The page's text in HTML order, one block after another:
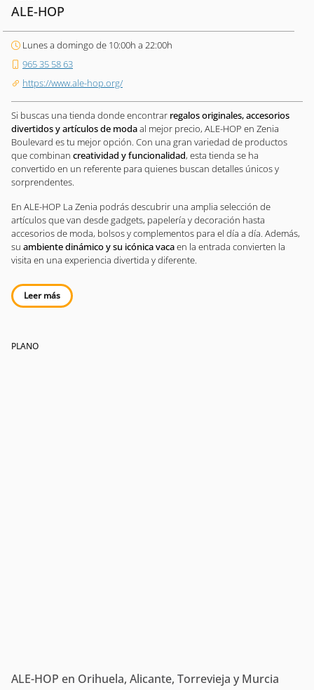
ALE-HOP
Lunes a domingo de 10:00h a 22:00h
965 35 58 63
https://www.ale-hop.org/
Si buscas una tienda donde encontrar regalos originales, accesorios
divertidos y artículos de modaal mejor precio, ALE-HOP en Zenia
Boulevard es tu mejor opción. Con una gran variedad de productos
que combinan creatividad y funcionalidad, esta tienda se ha
convertido en un referente para quienes buscan detalles únicos y
sorprendentes.
En ALE-HOP La Zenia podrás descubrir una amplia selección de
artículos que van desde gadgets, papelería y decoración hasta
accesorios de moda, bolsos y complementos para el día a día. Además,
su ambiente dinámico y su icónica vacaen la entrada convierten la
visita en una experiencia divertida y diferente.
Leer más
PLANO
ALE-HOP en Orihuela, Alicante, Torrevieja y Murcia